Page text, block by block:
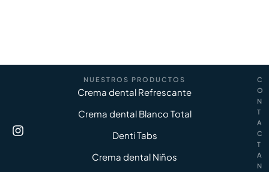
NUESTROS PRODUCTOS
Crema dental Refrescante
Crema dental Blanco Total
Denti Tabs
Crema dental Niños
C
O
N
T
A
C
T
A
N